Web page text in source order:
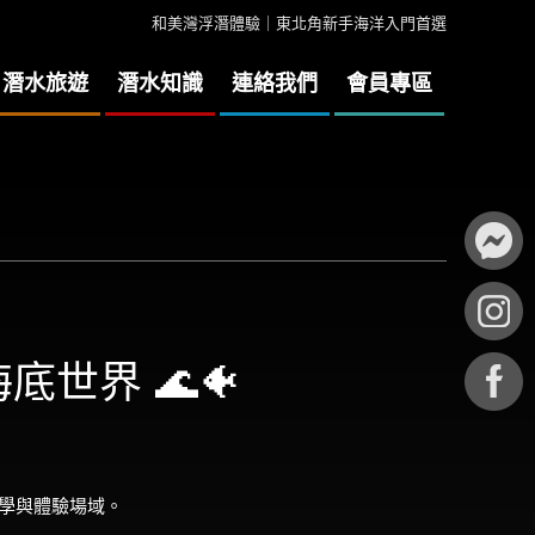
和美灣浮潛體驗｜東北角新手海洋入門首選
潛水旅遊 潛水知識 連絡我們 會員專區
世界 🌊🐠
與體驗場域。